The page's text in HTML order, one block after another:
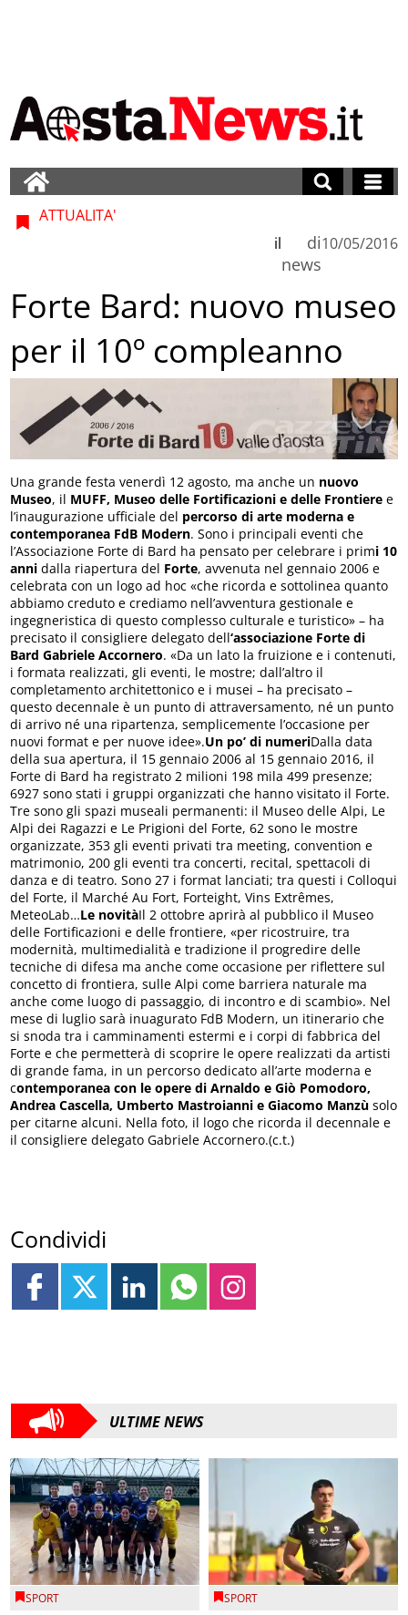
ATTUALITA'
di
news
il 10/05/2016
Forte Bard: nuovo museo
per il 10º compleanno
Una grande festa venerdì 12 agosto, ma anche un nuovo
Museo, il MUFF, Museo delle Fortificazioni e delle Frontiere e
l’inaugurazione ufficiale del percorso di arte moderna e
contemporanea FdB Modern. Sono i principali eventi che
l’Associazione Forte di Bard ha pensato per celebrare i primi 10
anni dalla riapertura del Forte, avvenuta nel gennaio 2006 e
celebrata con un logo ad hoc «che ricorda e sottolinea quanto
abbiamo creduto e crediamo nell’avventura gestionale e
ingegneristica di questo complesso culturale e turistico» – ha
precisato il consigliere delegato dell‘associazione Forte di
Bard Gabriele Accornero. «Da un lato la fruizione e i contenuti,
i formata realizzati, gli eventi, le mostre; dall’altro il
completamento architettonico e i musei – ha precisato –
questo decennale è un punto di attraversamento, né un punto
di arrivo né una ripartenza, semplicemente l’occasione per
nuovi format e per nuove idee».Un po’ di numeriDalla data
della sua apertura, il 15 gennaio 2006 al 15 gennaio 2016, il
Forte di Bard ha registrato 2 milioni 198 mila 499 presenze;
6927 sono stati i gruppi organizzati che hanno visitato il Forte.
Tre sono gli spazi museali permanenti: il Museo delle Alpi, Le
Alpi dei Ragazzi e Le Prigioni del Forte, 62 sono le mostre
organizzate, 353 gli eventi privati tra meeting, convention e
matrimonio, 200 gli eventi tra concerti, recital, spettacoli di
danza e di teatro. Sono 27 i format lanciati; tra questi i Colloqui
del Forte, il Marché Au Fort, Forteight, Vins Extrêmes,
MeteoLab…Le novitàIl 2 ottobre aprirà al pubblico il Museo
delle Fortificazioni e delle frontiere, «per ricostruire, tra
modernità, multimedialità e tradizione il progredire delle
tecniche di difesa ma anche come occasione per riflettere sul
concetto di frontiera, sulle Alpi come barriera naturale ma
anche come luogo di passaggio, di incontro e di scambio». Nel
mese di luglio sarà inuagurato FdB Modern, un itinerario che
si snoda tra i camminamenti estermi e i corpi di fabbrica del
Forte e che permetterà di scoprire le opere realizzati da artisti
di grande fama, in un percorso dedicato all’arte moderna e
contemporanea con le opere di Arnaldo e Giò Pomodoro,
Andrea Cascella, Umberto Mastroianni e Giacomo Manzù solo
per citarne alcuni. Nella foto, il logo che ricorda il decennale e
il consigliere delegato Gabriele Accornero.(c.t.)
Condividi
ULTIME NEWS
SPORT SPORT